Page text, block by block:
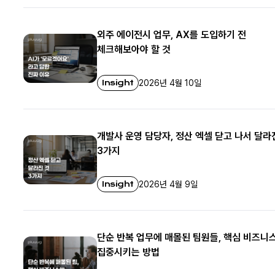
외주 에이전시 업무, AX를 도입하기 전
체크해보아야 할 것
Insight 2026년 4월 10일
개발사 운영 담당자, 정산 엑셀 닫고 나서 달라
3가지
Insight 2026년 4월 9일
단순 반복 업무에 매몰된 팀원들, 핵심 비즈니
집중시키는 방법